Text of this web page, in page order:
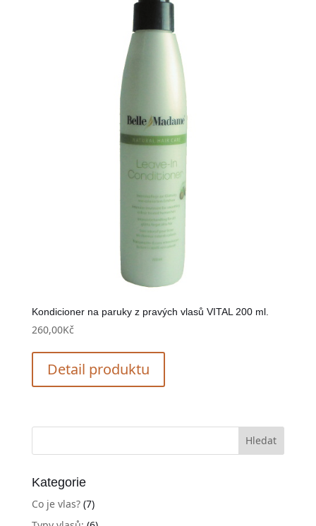
Kondicioner na paruky z pravých vlasů VITAL 200 ml.
260,00Kč
Detail produktu
Kategorie
Co je vlas?(7)